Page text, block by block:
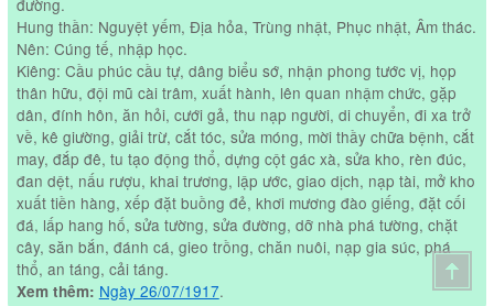
đường.
Hung thần: Nguyệt yếm, Địa hỏa, Trùng nhật, Phục nhật, Âm thác.
Nên: Cúng tế, nhập học.
Kiêng: Cầu phúc cầu tự, dâng biểu sớ, nhận phong tước vị, họp
thân hữu, đội mũ cài trâm, xuất hành, lên quan nhậm chức, gặp
dân, đính hôn, ăn hỏi, cưới gả, thu nạp người, di chuyển, đi xa trở
về, kê giường, giải trừ, cắt tóc, sửa móng, mời thầy chữa bệnh, cắt
may, đắp đê, tu tạo động thổ, dựng cột gác xà, sửa kho, rèn đúc,
đan dệt, nấu rượu, khai trương, lập ước, giao dịch, nạp tài, mở kho
xuất tiền hàng, xếp đặt buồng đẻ, khơi mương đào giếng, đặt cối
đá, lấp hang hố, sửa tường, sửa đường, dỡ nhà phá tường, chặt
cây, săn bắn, đánh cá, gieo trồng, chăn nuôi, nạp gia súc, phá
thổ, an táng, cải táng.
Xem thêm: Ngày 26/07/1917.